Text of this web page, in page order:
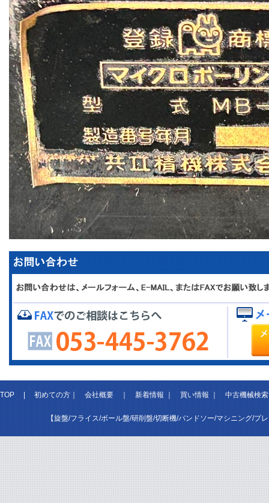
TOP|初めての方｜会社概要｜新着情報｜買い情報｜中古機械検索
【旋盤/フライス/ボール盤/研削盤/切断機/バンドソー/マシニング/プ